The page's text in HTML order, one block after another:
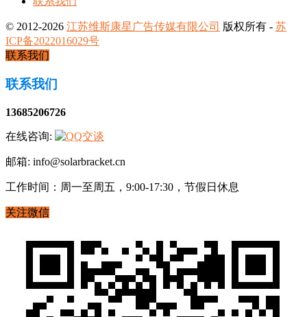
© 2012-2026 江苏维斯康星广告传媒有限公司 版权所有 - 苏
ICP备2022016029号
联系我们
联系我们
13685206726
在线咨询:
邮箱: info@solarbracket.cn
工作时间：周一至周五，9:00-17:30，节假日休息
关注微信